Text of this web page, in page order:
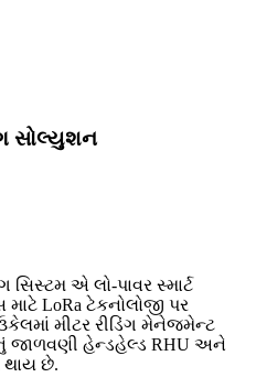
સોલ્યુશન
સિસ્ટમ એ લો-પાવર સ્માર્ટ
માટે LoRa ટેકનોલોજી પર
મીટર રીડિંગ મેનેજમેન્ટ
જાળવણી હેન્ડહેલ્ડ RHU અને
થાય છે.